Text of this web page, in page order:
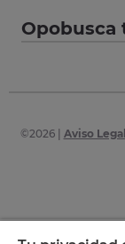
Opobusca
©2026| Aviso Legal